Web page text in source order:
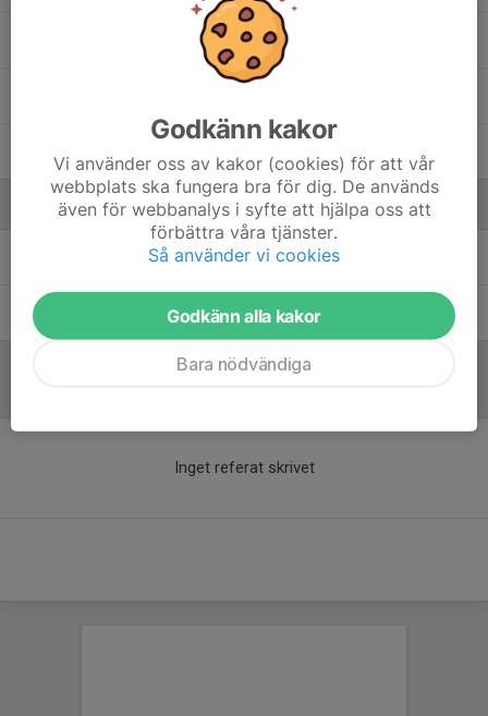
Ledare
Emy EjerfeldtTränare
Samuel EjerfeldtTränare
Inget referat skrivet
Godkänn kakor
Vi använder oss av kakor (cookies) för att vår
webbplats ska fungera bra för dig. De används
även för webbanalys i syfte att hjälpa oss att
förbättra våra tjänster.
Så använder vi cookies
Godkänn alla kakor
Bara nödvändiga